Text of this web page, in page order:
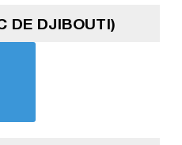
DE DJIBOUTI)